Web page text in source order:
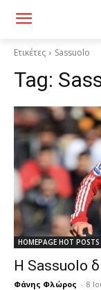
Ετικέτες Sassuolo
Tag:
HOMEPAGE HOT POSTS
Η Sassuolo
Φάνης Φλώρος - 8